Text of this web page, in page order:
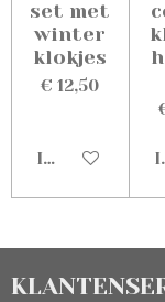
set met
winter
klokjes
€ 12,50
In